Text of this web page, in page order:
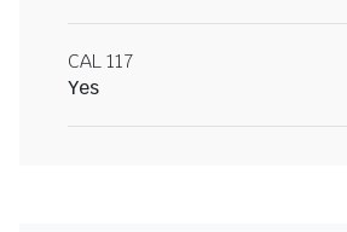
CAL 117
Yes